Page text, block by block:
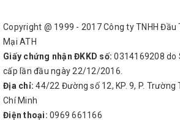
Copyright @ 1999 - 2017 Công ty TNHH
Mại ATH
Giấy chứng nhận ĐKKD số: 0314169208 do
cấp lần đầu ngày 22/12/2016.
Địa chỉ: 44/22 Đường số 12, KP. 9, P. Trường
Chí Minh
Điện thoại: 0969 661166